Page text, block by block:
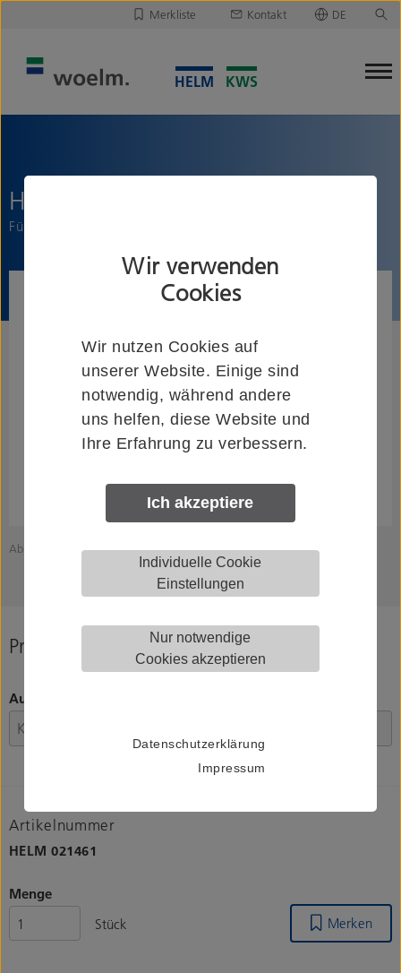
Wir verwenden
Cookies
Wir nutzen Cookies auf
unserer Website. Einige sind
notwendig, während andere
uns helfen, diese Website und
Ihre Erfahrung zu verbessern.
Ich akzeptiere
Individuelle Cookie
Einstellungen
Nur notwendige
Cookies akzeptieren
Datenschutzerklärung
Impressum
Merkliste Kontakt DE
HELM 214
Führungsgleiter
Abbildung zeigt HELM 021461
Produkt konfigurieren
Ausführung
Artikelnummer
HELM021461
Menge
Stück
Merken